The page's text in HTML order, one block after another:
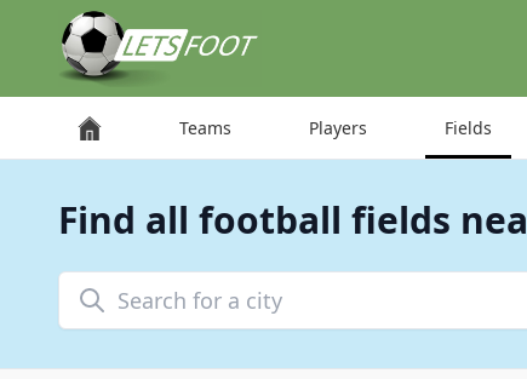
Teams Players Fields
Find all football fields
Search for a city
Cookies management panel